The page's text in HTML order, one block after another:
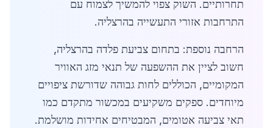
תחרותיים. השוק צפוי להמשיך לצמוח עם
התרחבות אזורי התעשייה בהרצליה.
הרחבה נוספת: בתחום צביעת פלדה בהרצליה,
חשוב לציין את ההשפעה של תנאי מזג האוויר
המקומיים, הכוללים לחות גבוהה שדורשת ציפויים
מיוחדים. ספקים משקיעים במכשור מתקדם כמו
תאי צביעה אטומים, המבטיחים אחידות מושלמת.